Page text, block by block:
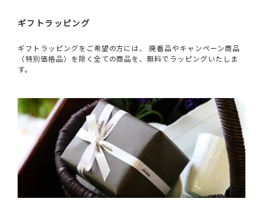
ギフトラッピング
ギフトラッピングをご希望の方には、 廃番品やキャンペーン商品
（特別価格品）を除く全ての商品を、無料でラッピングいたしま
す。